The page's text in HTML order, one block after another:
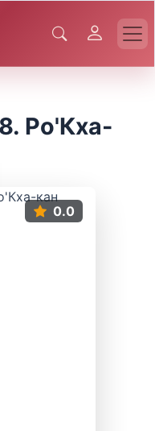
Ро'Кха-
0.0